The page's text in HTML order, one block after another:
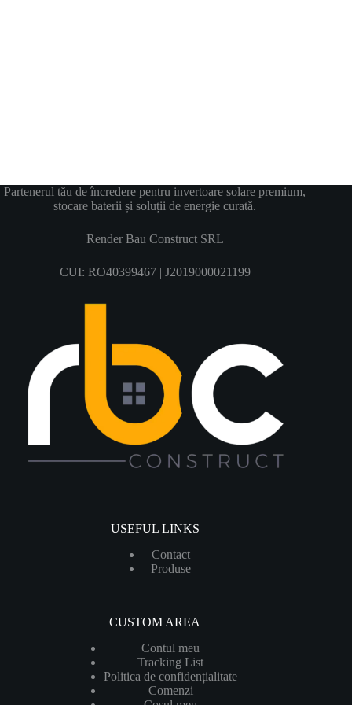
Partenerul tău de încredere pentru invertoare solare premium,
stocare baterii și soluții de energie curată.
Render Bau Construct SRL
CUI: RO40399467 | J2019000021199
USEFUL LINKS
Contact
Produse
CUSTOM AREA
Contul meu
Tracking List
Politica de confidențialitate
Comenzi